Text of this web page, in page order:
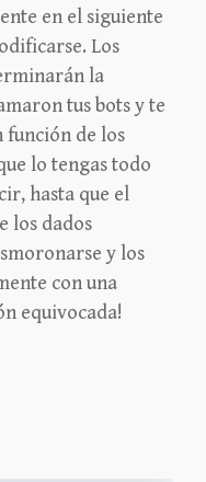
en el siguiente
Los
la
tus bots y te
función de los
lo tengas todo
hasta que el
los dados
y los
con una
equivocada!